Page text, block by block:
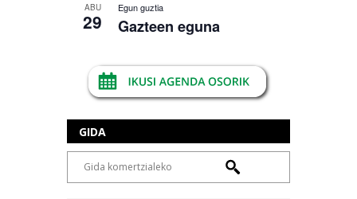
ABU
29
Egun guztia
Gazteen eguna
GIDA